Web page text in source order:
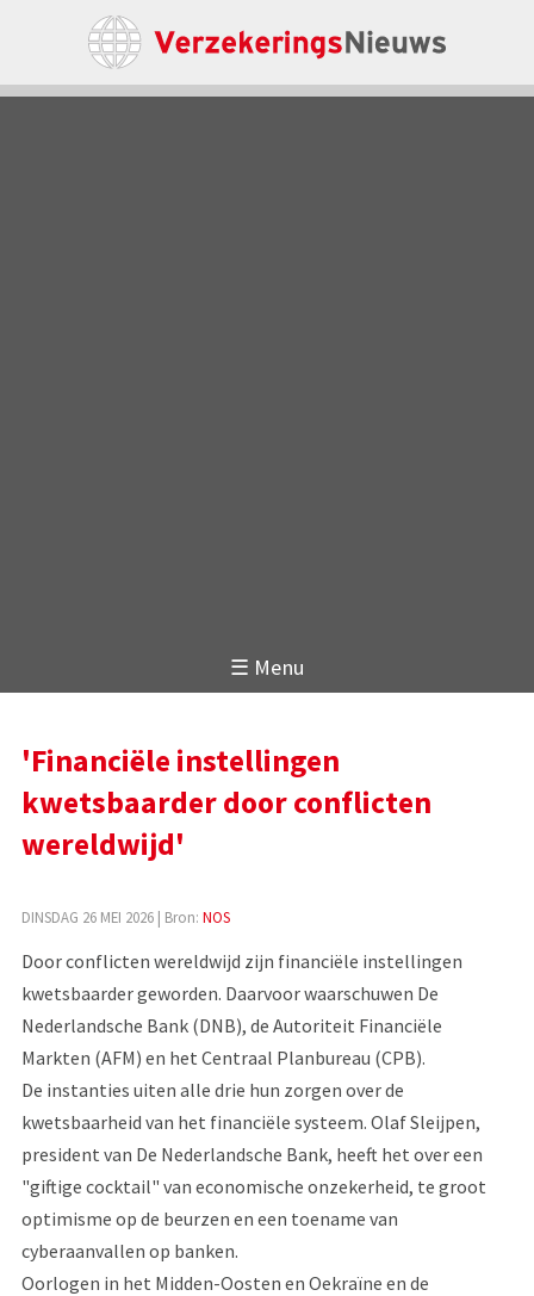
☰ Menu
'Financiële instellingen
kwetsbaarder door conflicten
wereldwijd'
DINSDAG 26 MEI 2026| Bron: NOS
Door conflicten wereldwijd zijn financiële instellingen
kwetsbaarder geworden. Daarvoor waarschuwen De
Nederlandsche Bank (DNB), de Autoriteit Financiële
Markten (AFM) en het Centraal Planbureau (CPB).
De instanties uiten alle drie hun zorgen over de
kwetsbaarheid van het financiële systeem. Olaf Sleijpen,
president van De Nederlandsche Bank, heeft het over een
"giftige cocktail" van economische onzekerheid, te groot
optimisme op de beurzen en een toename van
cyberaanvallen op banken.
Oorlogen in het Midden-Oosten en Oekraïne en de